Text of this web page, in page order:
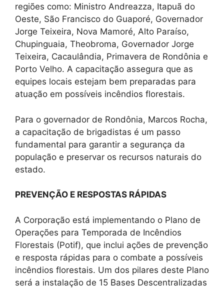
regiões como: Ministro Andreazza, Itapuã do
Oeste, São Francisco do Guaporé, Governador
Jorge Teixeira, Nova Mamoré, Alto Paraíso,
Chupinguaia, Theobroma, Governador Jorge
Teixeira, Cacaulândia, Primavera de Rondônia e
Porto Velho. A capacitação assegura que as
equipes locais estejam bem preparadas para
atuação em possíveis incêndios florestais.
Para o governador de Rondônia, Marcos Rocha,
a capacitação de brigadistas é um passo
fundamental para garantir a segurança da
população e preservar os recursos naturais do
estado.
PREVENÇÃO E RESPOSTAS RÁPIDAS
A Corporação está implementando o Plano de
Operações para Temporada de Incêndios
Florestais (Potif), que inclui ações de prevenção
e resposta rápidas para o combate a possíveis
incêndios florestais. Um dos pilares deste Plano
será a instalação de 15 Bases Descentralizadas